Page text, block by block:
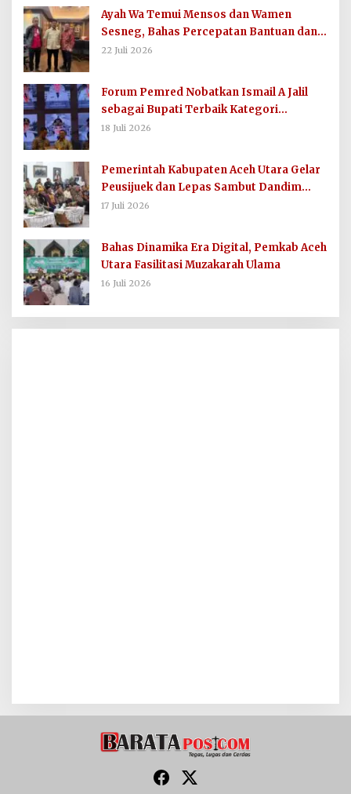
Ayah Wa Temui Mensos dan Wamen
Sesneg, Bahas Percepatan Bantuan dan
Dana Direktif Presiden
22 Juli 2026
Forum Pemred Nobatkan Ismail A Jalil
sebagai Bupati Terbaik Kategori
Komunikasi dan Informasi Publik
18 Juli 2026
Pemerintah Kabupaten Aceh Utara Gelar
Peusijuek dan Lepas Sambut Dandim
0103/AUT
17 Juli 2026
Bahas Dinamika Era Digital, Pemkab Aceh
Utara Fasilitasi Muzakarah Ulama
16 Juli 2026